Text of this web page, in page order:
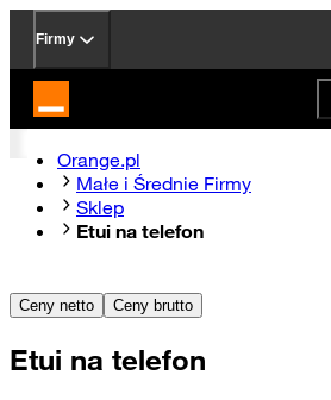
Firmy
Strona główna Orange.pl
Orange.pl
Małe i Średnie Firmy
Sklep
Etui na telefon
Ceny netto Ceny brutto
Etui na telefon